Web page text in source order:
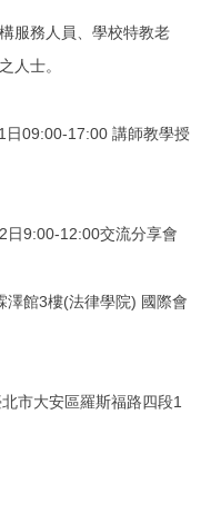
服務人員、學校特教老
人士。
日09:00-17:00 講師教學授
交流分享會
澤館3樓(法律學院) 國際會
斯福路四段1